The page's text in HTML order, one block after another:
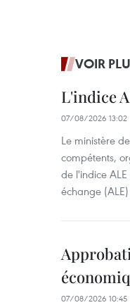
VOIR
L'indice
07/08/2026 13:02
Le ministère
compétents,
de l'indice
échange
07/08/2026 10:45